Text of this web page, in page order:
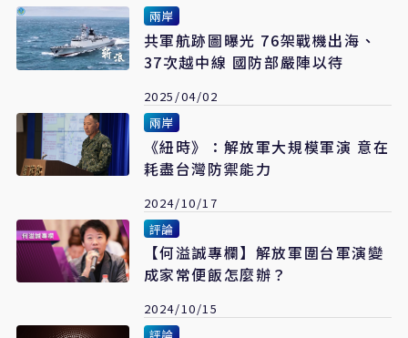
兩岸
共軍航跡圖曝光 76架戰機出海、
37次越中線 國防部嚴陣以待
2025/04/02
兩岸
《紐時》：解放軍大規模軍演 意在
耗盡台灣防禦能力
2024/10/17
評論
【何溢誠專欄】解放軍圍台軍演變
成家常便飯怎麼辦？
2024/10/15